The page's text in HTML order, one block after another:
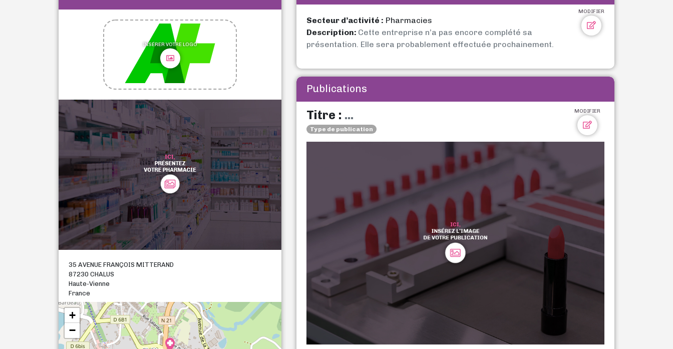
INSÉRER VOTRE LOGO
35 AVENUE FRANÇOIS MITTERAND
87230 CHALUS
Haute-Vienne
France
+
−
MODIFIER
Secteur d’activité : Pharmacies
Description: Cette entreprise n’a pas encore complété sa
présentation. Elle sera probablement effectuée prochainement.
Publications
MODIFIER
Titre : ...
Type de publication